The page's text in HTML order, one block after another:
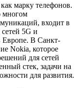
как марку телефонов.
многом
входит в
5G и
Европе. В Санкт-
Nokia, которое
для сетей
стек, задачи на
для развития.